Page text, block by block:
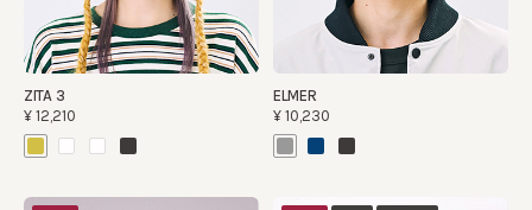
ZITA 3
¥12,210
ELMER
¥10,230